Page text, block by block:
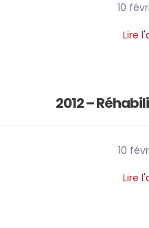
10
Lire
2012 –
10
Lire